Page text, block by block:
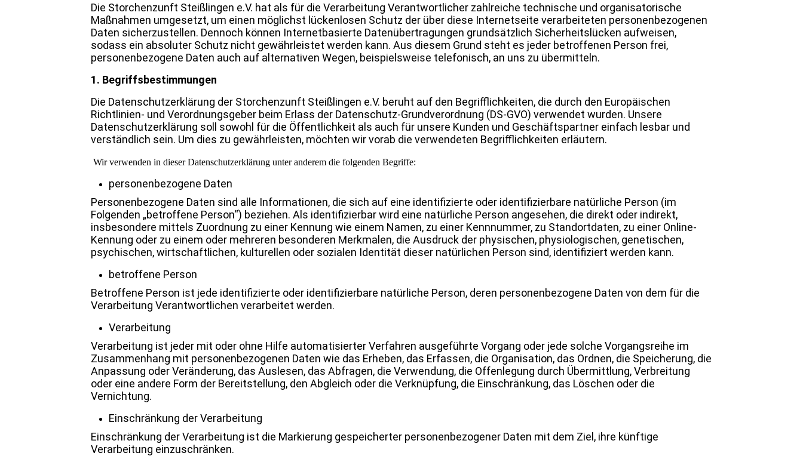
Die Storchenzunft Steißlingen e.V. hat als für die Verarbeitung Verantwortlicher zahlreiche technische und organisatorische
Maßnahmen umgesetzt, um einen möglichst lückenlosen Schutz der über diese Internetseite verarbeiteten personenbezogenen
Daten sicherzustellen. Dennoch können Internetbasierte Datenübertragungen grundsätzlich Sicherheitslücken aufweisen,
sodass ein absoluter Schutz nicht gewährleistet werden kann. Aus diesem Grund steht es jeder betroffenen Person frei,
personenbezogene Daten auch auf alternativen Wegen, beispielsweise telefonisch, an uns zu übermitteln.
1. Begriffsbestimmungen
Die Datenschutzerklärung der Storchenzunft Steißlingen e.V. beruht auf den Begrifflichkeiten, die durch den Europäischen
Richtlinien- und Verordnungsgeber beim Erlass der Datenschutz-Grundverordnung (DS-GVO) verwendet wurden. Unsere
Datenschutzerklärung soll sowohl für die Öffentlichkeit als auch für unsere Kunden und Geschäftspartner einfach lesbar und
verständlich sein. Um dies zu gewährleisten, möchten wir vorab die verwendeten Begrifflichkeiten erläutern.
Wir verwenden in dieser Datenschutzerklärung unter anderem die folgenden Begriffe:
personenbezogene Daten
Personenbezogene Daten sind alle Informationen, die sich auf eine identifizierte oder identifizierbare natürliche Person (im
Folgenden „betroffene Person“) beziehen. Als identifizierbar wird eine natürliche Person angesehen, die direkt oder indirekt,
insbesondere mittels Zuordnung zu einer Kennung wie einem Namen, zu einer Kennnummer, zu Standortdaten, zu einer Online-
Kennung oder zu einem oder mehreren besonderen Merkmalen, die Ausdruck der physischen, physiologischen, genetischen,
psychischen, wirtschaftlichen, kulturellen oder sozialen Identität dieser natürlichen Person sind, identifiziert werden kann.
betroffene Person
Betroffene Person ist jede identifizierte oder identifizierbare natürliche Person, deren personenbezogene Daten von dem für die
Verarbeitung Verantwortlichen verarbeitet werden.
Verarbeitung
Verarbeitung ist jeder mit oder ohne Hilfe automatisierter Verfahren ausgeführte Vorgang oder jede solche Vorgangsreihe im
Zusammenhang mit personenbezogenen Daten wie das Erheben, das Erfassen, die Organisation, das Ordnen, die Speicherung, die
Anpassung oder Veränderung, das Auslesen, das Abfragen, die Verwendung, die Offenlegung durch Übermittlung, Verbreitung
oder eine andere Form der Bereitstellung, den Abgleich oder die Verknüpfung, die Einschränkung, das Löschen oder die
Vernichtung.
Einschränkung der Verarbeitung
Einschränkung der Verarbeitung ist die Markierung gespeicherter personenbezogener Daten mit dem Ziel, ihre künftige
Verarbeitung einzuschränken.